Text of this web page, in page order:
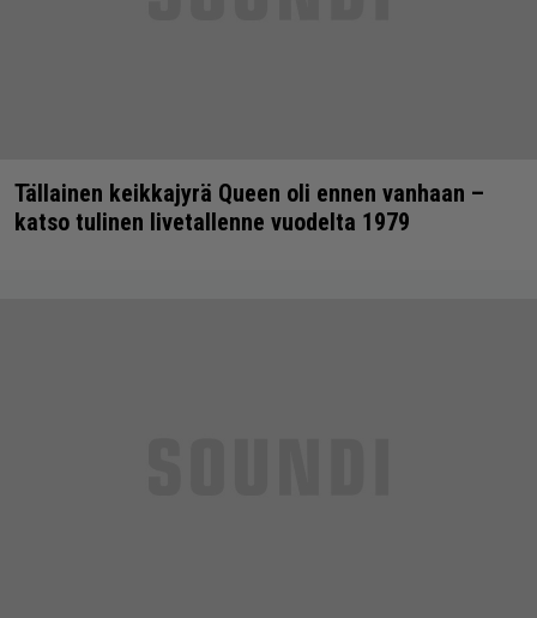
Tällainen keikkajyrä Queen oli ennen vanhaan –
katso tulinen livetallenne vuodelta 1979